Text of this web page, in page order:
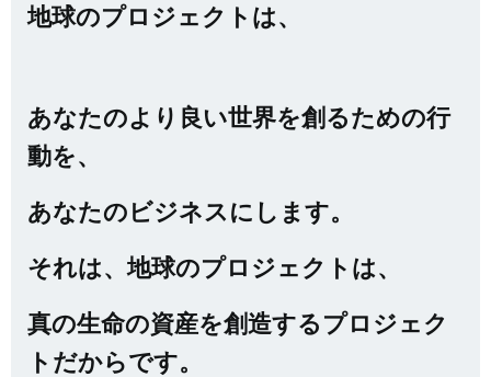
地球のプロジェクトは、
あなたのより良い世界を創るための行
動を、
あなたのビジネスにします。
それは、地球のプロジェクトは、
真の生命の資産を創造するプロジェク
トだからです。